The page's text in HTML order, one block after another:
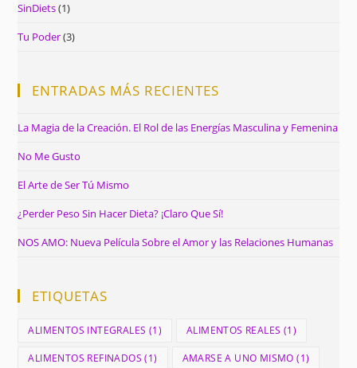
SinDiets(1)
Tu Poder(3)
ENTRADAS MÁS RECIENTES
La Magia de la Creación. El Rol de las Energías Masculina y Femenina
No Me Gusto
El Arte de Ser Tú Mismo
¿Perder Peso Sin Hacer Dieta? ¡Claro Que Sí!
NOS AMO: Nueva Película Sobre el Amor y las Relaciones Humanas
ETIQUETAS
ALIMENTOS INTEGRALES (1) ALIMENTOS REALES (1)
ALIMENTOS REFINADOS (1) AMARSE A UNO MISMO (1)